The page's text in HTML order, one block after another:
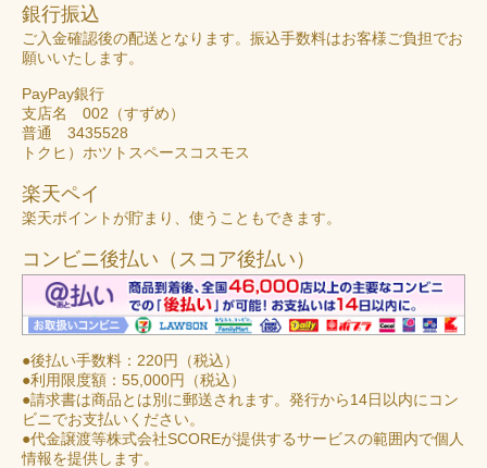
銀行振込
ご入金確認後の配送となります。振込手数料はお客様ご負担でお
願いいたします。
PayPay銀行
支店名 002（すずめ）
普通 3435528
トクヒ）ホツトスペースコスモス
楽天ペイ
楽天ポイントが貯まり、使うこともできます。
コンビニ後払い（スコア後払い）
●後払い手数料：220円（税込）
●利用限度額：55,000円（税込）
●請求書は商品とは別に郵送されます。発行から14日以内にコン
ビニでお支払いください。
●代金譲渡等株式会社SCOREが提供するサービスの範囲内で個人
情報を提供します。